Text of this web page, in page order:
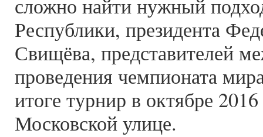
сложно найти нужный
Республики, президента
Свищёва, представителей
проведения чемпионата
итоге турнир в октябре
Московской улице.